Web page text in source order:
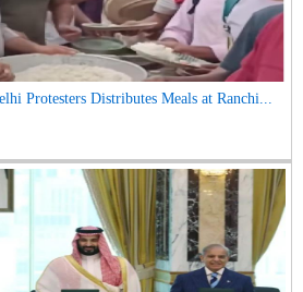
Protesters Distributes Meals at Ranchi...